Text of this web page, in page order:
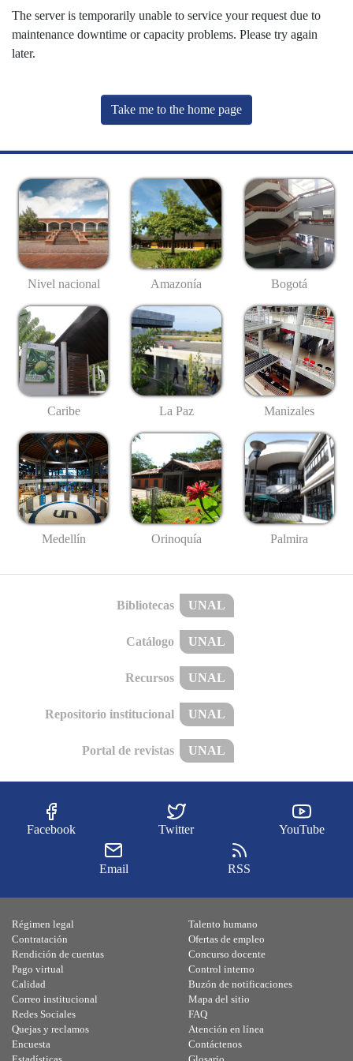
The server is temporarily unable to service your request due to
maintenance downtime or capacity problems. Please try again
later.
Take me to the home page
Nivel nacional Amazonía Bogotá
Caribe La Paz Manizales
Medellín Orinoquía Palmira
Bibliotecas UNAL
Catálogo UNAL
Recursos UNAL
Repositorio institucional UNAL
Portal de revistas UNAL
Facebook Twitter YouTube
Email RSS
Régimen legal
Contratación
Rendición de cuentas
Pago virtual
Calidad
Talento humano
Ofertas de empleo
Concurso docente
Control interno
Buzón de notificaciones
Correo institucional
Redes Sociales
Quejas y reclamos
Encuesta
Mapa del sitio
FAQ
Atención en línea
Contáctenos